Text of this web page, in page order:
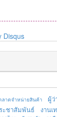
Disqus
ลาดจำหน่ายสินค้า ผู้ว่
ะชาสัมพันธ์ งานเ